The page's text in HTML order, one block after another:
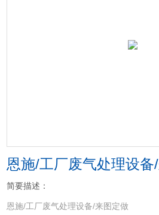
恩施/工厂废气处理设备
简要描述：
恩施/工厂废气处理设备/来图定做